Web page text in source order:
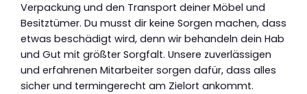
Verpackung und den Transport deiner Möbel und
Besitztümer. Du musst dir keine Sorgen machen, dass
etwas beschädigt wird, denn wir behandeln dein Hab
und Gut mit größter Sorgfalt. Unsere zuverlässigen
und erfahrenen Mitarbeiter sorgen dafür, dass alles
sicher und termingerecht am Zielort ankommt.